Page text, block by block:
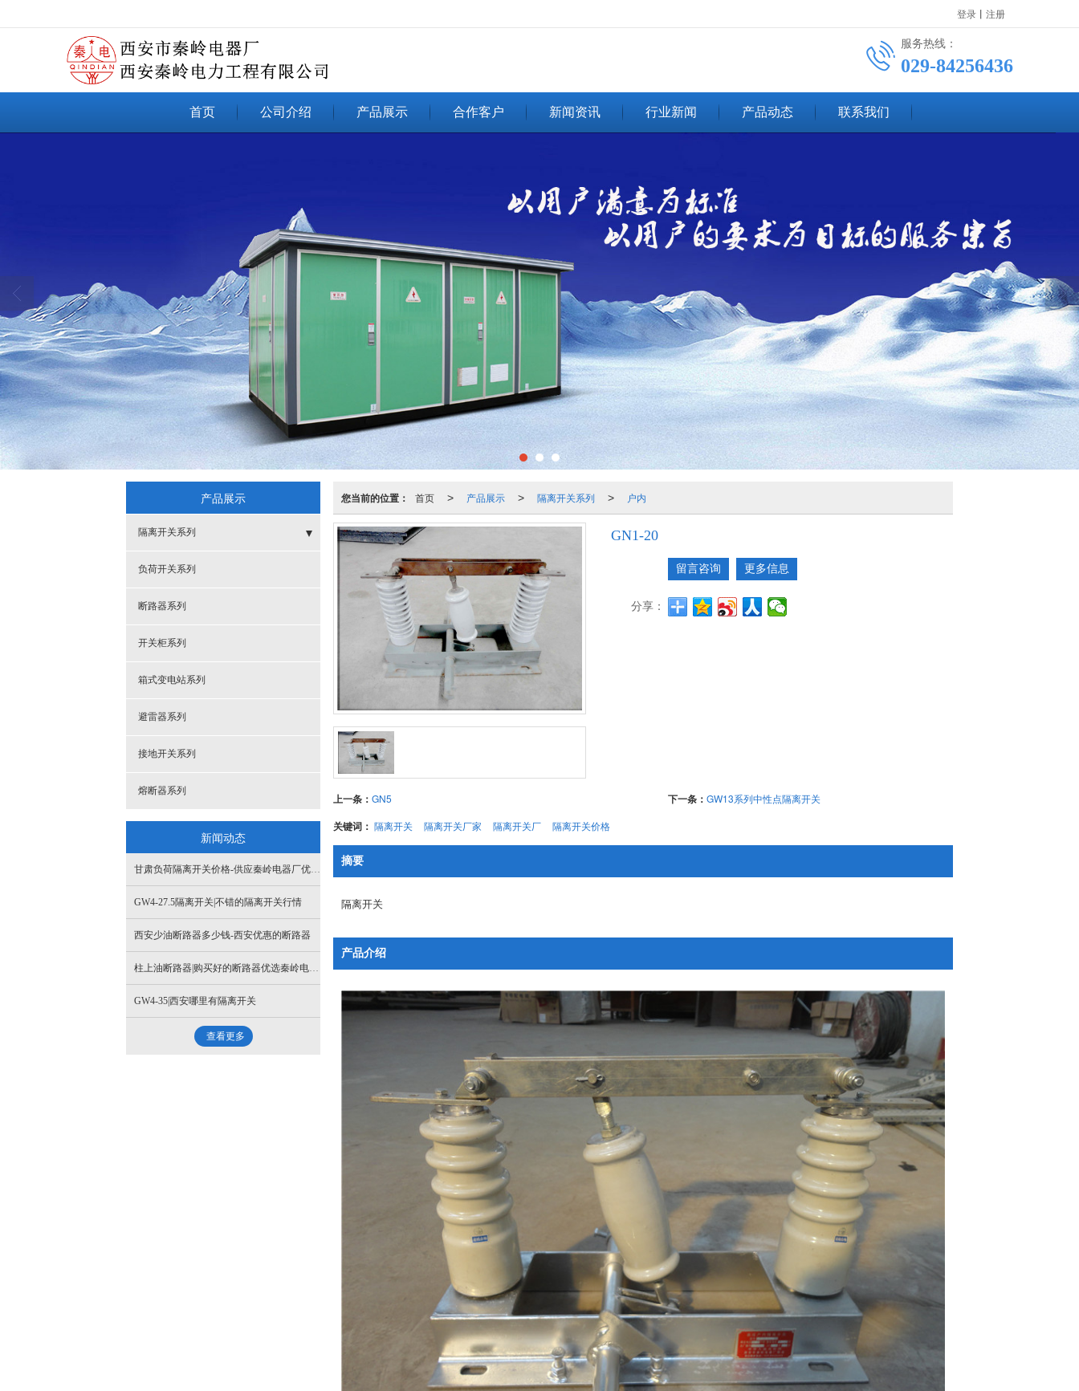
登录 丨 注册
服务热线：
029-84256436
首页 公司介绍 产品展示 合作客户 新闻资讯 行业新闻 产品动态 联系我们
您当前的位置： 首页 > 产品展示 > 隔离开关系列 > 户内
GN1-20
留言咨询 更多信息
分享：
上一条： GN5 下一条： GW13系列中性点隔离开关
关键词： 隔离开关 隔离开关厂家 隔离开关厂 隔离开关价格
摘要
隔离开关
产品介绍
产品展示
隔离开关系列
- 户外
- 户内
负荷开关系列
断路器系列
开关柜系列
箱式变电站系列
避雷器系列
接地开关系列
熔断器系列
新闻动态
甘肃负荷隔离开关价格-供应秦岭电器厂优惠的负荷开关
GW4-27.5隔离开关|不错的隔离开关行情
西安少油断路器多少钱-西安优惠的断路器
柱上油断路器|购买好的断路器优选秦岭电器厂
GW4-35|西安哪里有隔离开关
查看更多